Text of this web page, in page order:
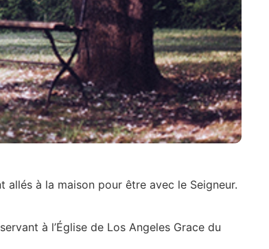
à la maison pour être avec le Seigneur.
à l’Église de Los Angeles Grace du